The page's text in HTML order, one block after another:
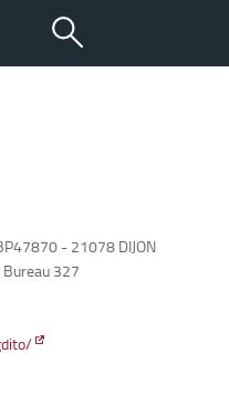
- 21078 DIJON
327